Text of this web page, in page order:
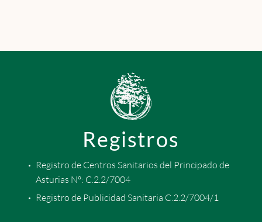
Registros
Registro de Centros Sanitarios del Principado de
Asturias Nº: C.2.2/7004
Registro de Publicidad Sanitaria C.2.2/7004/1